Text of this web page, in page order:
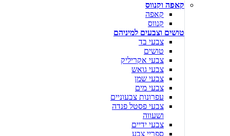
קאפה וקנווס
קאפה
קנווס
טושים וצבעים למיניהם
צבעי בד
טושים
צבעי אקריליק
צבעי גואש
צבעי שמן
צבעי מים
עפרונות צבעוניים
צבעי פסטל פנדה
ושעווה
צבעי ידיים
ספריי צבע